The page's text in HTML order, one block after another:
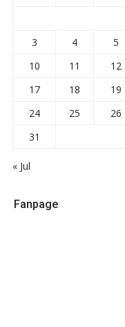
3
4 5
10
11 12
17
18 19
24
25 26
31
« Jul
Fanpage